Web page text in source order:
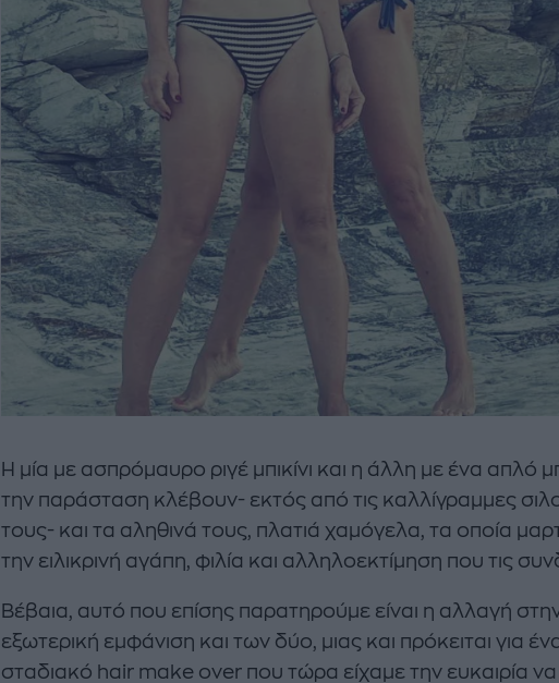
Η μία με ασπρόμαυρο ριγέ μπικίνι και η άλλη με ένα απλό
την παράσταση κλέβουν- εκτός από τις καλλίγραμμες
τους- και τα αληθινά τους, πλατιά χαμόγελα, τα οποία
την ειλικρινή αγάπη, φιλία και αλληλοεκτίμηση που τις
Βέβαια, αυτό που επίσης παρατηρούμε είναι η αλλαγή
εξωτερική εμφάνιση και των δύο, μιας και πρόκειται για
σταδιακό hair make over που τώρα είχαμε την ευκαιρία να